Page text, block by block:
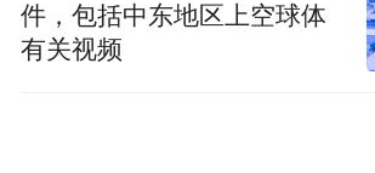
件，包括中东地区上空球体
有关视频